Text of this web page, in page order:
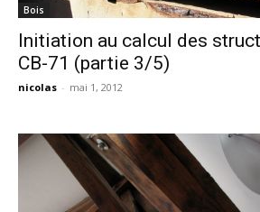
Bois
Initiation au calcul des
CB-71 (partie 3/5)
nicolas - mai 1, 2012